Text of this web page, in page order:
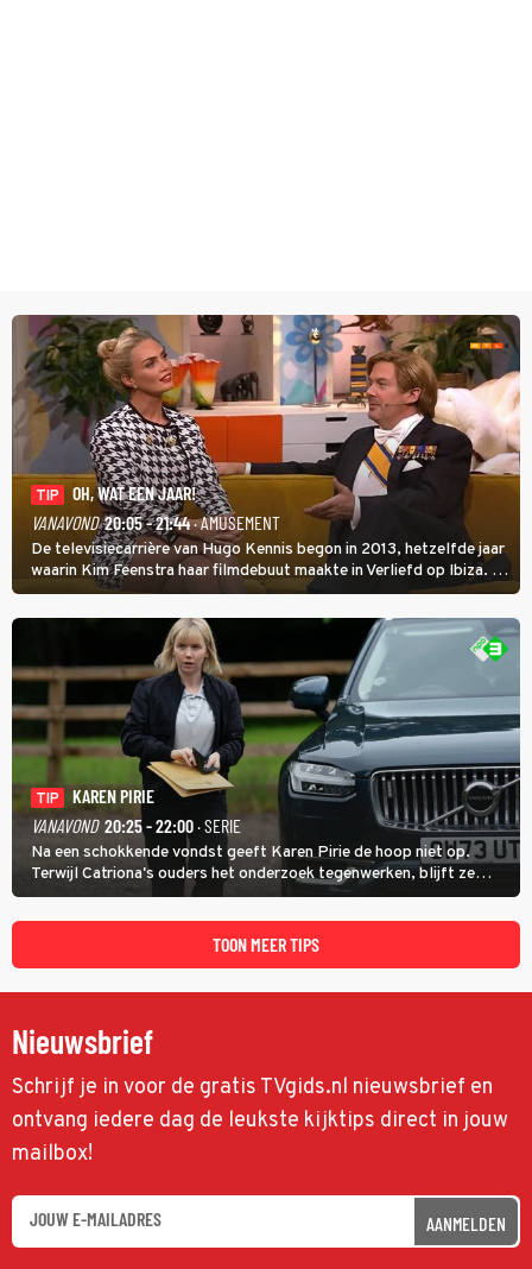
TIP
OH, WAT EEN JAAR!
VANAVOND 20:05 - 21:44· AMUSEMENT
De televisiecarrière van Hugo Kennis begon in 2013, hetzelfde jaar
waarin Kim Feenstra haar filmdebuut maakte in Verliefd op Ibiza. In
Oh, Wat een Jaar! wordt duidelijk wat ze nog meer weten van het
jaar waarin ze allebei eindtwintigers waren.
TIP
KAREN PIRIE
VANAVOND 20:25 - 22:00· SERIE
Na een schokkende vondst geeft Karen Pirie de hoop niet op.
Terwijl Catriona's ouders het onderzoek tegenwerken, blijft ze
speuren naar Adam. In deze slotaflevering van Karen Pirie leidt het
spoor via Frankrijk en Italië naar Malta.
TOON MEER TIPS
Nieuwsbrief
Schrijf je in voor de gratis TVgids.nl nieuwsbrief en
ontvang iedere dag de leukste kijktips direct in jouw
mailbox!
AANMELDEN